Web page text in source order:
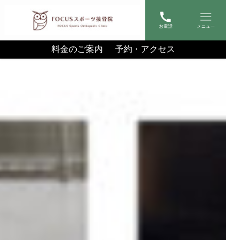
お電話 メニュー
料金のご案内 予約・アクセス